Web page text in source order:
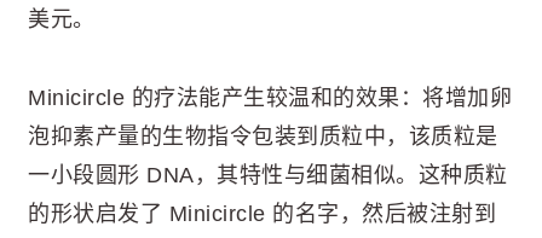
美元。
Minicircle 的疗法能产生较温和的效果：将增加卵
泡抑素产量的生物指令包装到质粒中，该质粒是
一小段圆形 DNA，其特性与细菌相似。这种质粒
的形状启发了 Minicircle 的名字，然后被注射到